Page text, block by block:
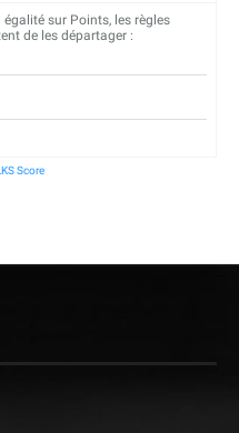
sur Points, les règles
de les départager :
Score